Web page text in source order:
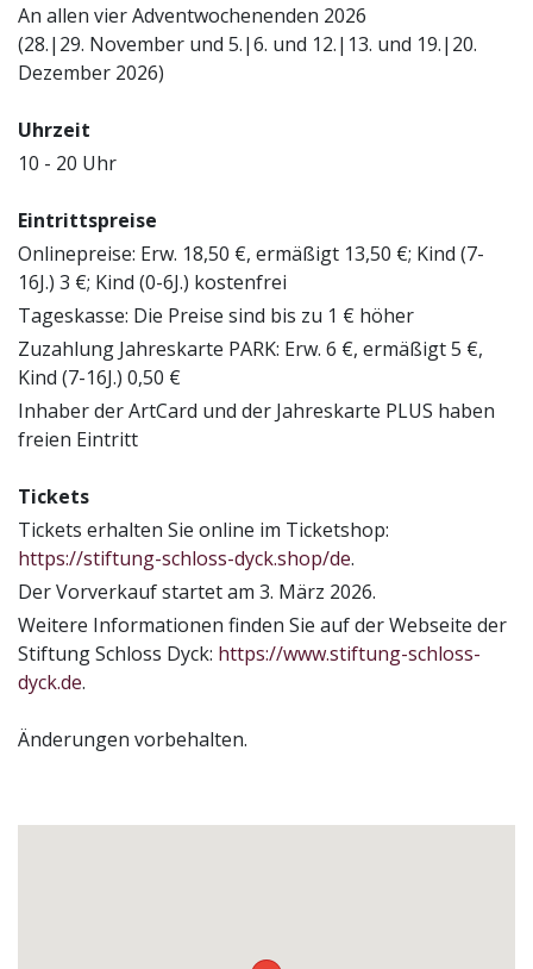
An allen vier Adventwochenenden 2026
(28.|29. November und 5.|6. und 12.|13. und 19.|20.
Dezember 2026)
Uhrzeit
10 - 20 Uhr
Eintrittspreise
Onlinepreise: Erw. 18,50 €, ermäßigt 13,50 €; Kind (7-
16J.) 3 €; Kind (0-6J.) kostenfrei
Tageskasse: Die Preise sind bis zu 1 € höher
Zuzahlung Jahreskarte PARK: Erw. 6 €, ermäßigt 5 €,
Kind (7-16J.) 0,50 €
Inhaber der ArtCard und der Jahreskarte PLUS haben
freien Eintritt
Tickets
Tickets erhalten Sie online im Ticketshop:
https://stiftung-schloss-dyck.shop/de.
Der Vorverkauf startet am 3. März 2026.
Weitere Informationen finden Sie auf der Webseite der
Stiftung Schloss Dyck: https://www.stiftung-schloss-
dyck.de.
Änderungen vorbehalten.